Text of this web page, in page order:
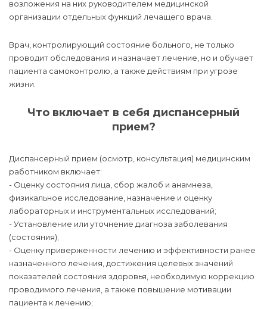
возложения на них руководителем медицинской
организации отдельных функций лечащего врача.
Врач, контролирующий состояние больного, не только
проводит обследования и назначает лечение, но и обучает
пациента самоконтролю, а также действиям при угрозе
жизни.
Что включает в себя диспансерный
прием?
Диспансерный прием (осмотр, консультация) медицинским
работником включает:
- Оценку состояния лица, сбор жалоб и анамнеза,
физикальное исследование, назначение и оценку
лабораторных и инструментальных исследований;
- Установление или уточнение диагноза заболевания
(состояния);
- Оценку приверженности лечению и эффективности ранее
назначенного лечения, достижения целевых значений
показателей состояния здоровья, необходимую коррекцию
проводимого лечения, а также повышение мотивации
пациента к лечению;